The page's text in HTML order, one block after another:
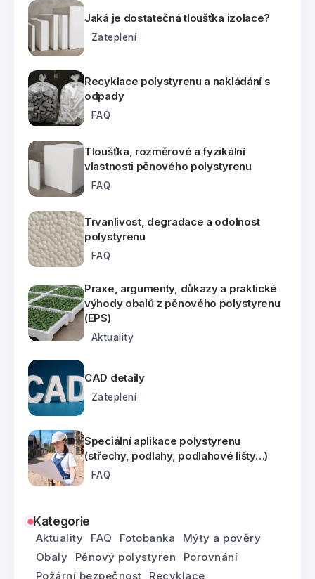
Jaká je dostatečná tloušťka izolace?
Zateplení
Recyklace polystyrenu a nakládání s
odpady
FAQ
Tloušťka, rozměrové a fyzikální
vlastnosti pěnového polystyrenu
FAQ
Trvanlivost, degradace a odolnost
polystyrenu
FAQ
Praxe, argumenty, důkazy a praktické
výhody obalů z pěnového polystyrenu
(EPS)
Aktuality
CAD detaily
Zateplení
Speciální aplikace polystyrenu
(střechy, podlahy, podlahové lišty…)
FAQ
Kategorie
Aktuality FAQ Fotobanka
Mýty a pověry
Obaly
Pěnový polystyren
Porovnání
Požární bezpečnost
Recyklace